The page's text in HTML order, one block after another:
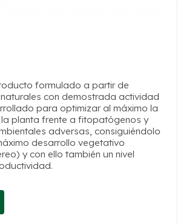
formulado a partir de
con demostrada actividad
para optimizar al máximo la
planta frente a fitopatógenos y
adversas, consiguiéndolo
desarrollo vegetativo
y con ello también un nivel